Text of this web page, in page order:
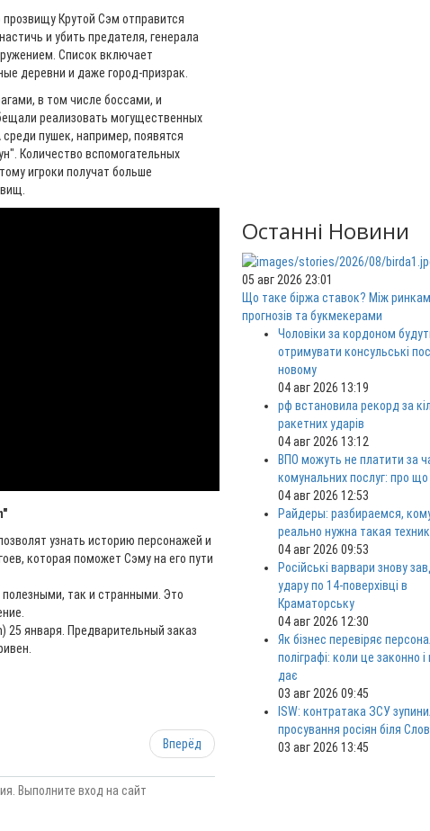
Крутой Сэм отправится
и убить предателя, генерала
Список включает
деревни и даже город-призрак.
в том числе боссами, и
реализовать могущественных
пушек, например, появятся
Количество вспомогательных
игроки получат больше
узнать историю персонажей и
которая поможет Сэму на его пути
так и странными. Это
25 января. Предварительный заказ
Вперёд
Выполните вход на сайт
Останні Новини
05 авг 2026 23:01
Що таке біржа ставок? Між
прогнозів та букмекерами
Чоловіки за кордоном
отримувати консульські
новому
04 авг 2026 13:19
рф встановила рекорд за
ракетних ударів
04 авг 2026 13:12
ВПО можуть не платити за
комунальних послуг: про
04 авг 2026 12:53
Райдеры: разбираемся,
реально нужна такая
04 авг 2026 09:53
Російські варвари знову
удару по 14-поверхівці в
Краматорську
04 авг 2026 12:30
Як бізнес перевіряє
поліграфі: коли це законно
дає
03 авг 2026 09:45
ISW: контратака ЗСУ
просування росіян біля
03 авг 2026 13:45